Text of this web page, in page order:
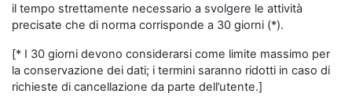
il tempo strettamente necessario a svolgere le attività
precisate che di norma corrisponde a 30 giorni (*).
[* I 30 giorni devono considerarsi come limite massimo per
la conservazione dei dati; i termini saranno ridotti in caso di
richieste di cancellazione da parte dell’utente.]